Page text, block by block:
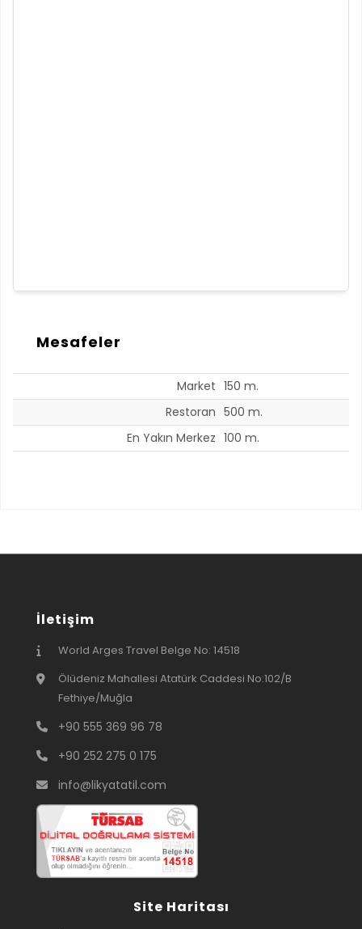
Mesafeler
Market 150 m.
Restoran 500 m.
En Yakın Merkez 100 m.
İletişim
World Arges Travel Belge No: 14518
Ölüdeniz Mahallesi Atatürk Caddesi No:102/B
Fethiye/Muğla
+90 555 369 96 78
+90 252 275 0 175
info@likyatatil.com
Site Haritası